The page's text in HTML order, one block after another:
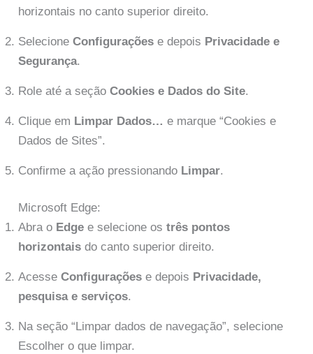
horizontais no canto superior direito.
SelecioneConfigurações e depois Privacidade e
Segurança.
Role até a seçãoCookies e Dados do Site.
Clique em Limpar Dados… e marque “Cookies e
Dados de Sites”.
Confirme a ação pressionando Limpar.
Microsoft Edge:
Abra o Edge e selecione ostrês pontos
horizontais do canto superior direito.
AcesseConfigurações e depois Privacidade,
pesquisa e serviços.
Na seção “Limpar dados de navegação”, selecione
Escolher o que limpar.